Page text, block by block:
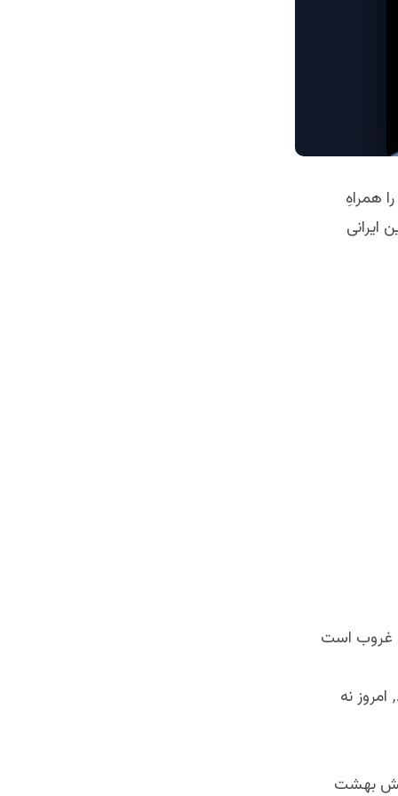
همراهِ
اگر برای مسلمان گفته شده بود که به جای ۱۷ رکعت نماز ۱۷ دقیقه مطالعه کند٬ امروز نه
بهشت